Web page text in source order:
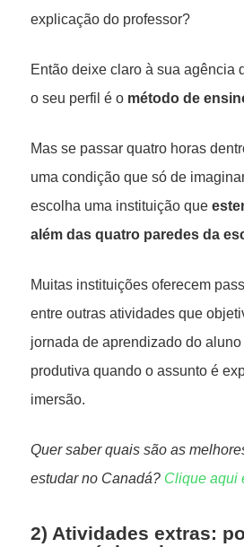
explicação do professor?
Então deixe claro à sua agência
o seu perfil é o método de
Mas se passar quatro horas
uma condição que só de
escolha uma instituição que
além das quatro paredes da
Muitas instituições oferecem
entre outras atividades que
jornada de aprendizado do
produtiva quando o assunto é
imersão.
Quer saber quais são as
estudar no Canadá? Clique aqui
2) Atividades extras: